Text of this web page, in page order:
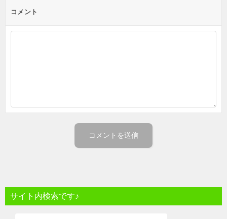
コメント
サイト内検索です♪